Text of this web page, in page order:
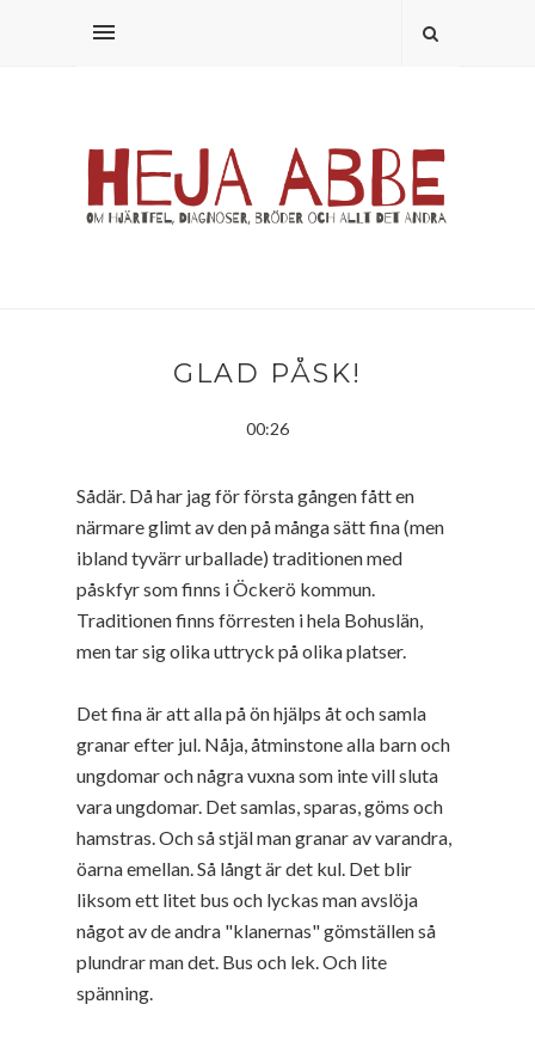
GLAD PÅSK!
00:26
Sådär. Då har jag för första gången fått en
närmare glimt av den på många sätt fina (men
ibland tyvärr urballade) traditionen med
påskfyr som finns i Öckerö kommun.
Traditionen finns förresten i hela Bohuslän,
men tar sig olika uttryck på olika platser.
Det fina är att alla på ön hjälps åt och samla
granar efter jul. Nåja, åtminstone alla barn och
ungdomar och några vuxna som inte vill sluta
vara ungdomar. Det samlas, sparas, göms och
hamstras. Och så stjäl man granar av varandra,
öarna emellan. Så långt är det kul. Det blir
liksom ett litet bus och lyckas man avslöja
något av de andra "klanernas" gömställen så
plundrar man det. Bus och lek. Och lite
spänning.